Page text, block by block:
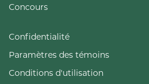
Concours
Confidentialité
Paramètres des témoins
Conditions d'utilisation